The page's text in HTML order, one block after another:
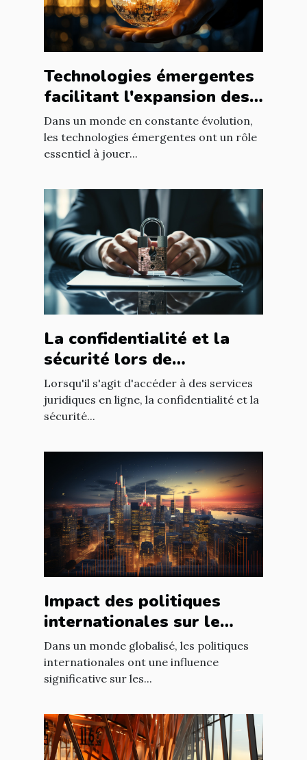
Technologies émergentes
facilitant l'expansion des
entreprises
Dans un monde en constante évolution,
les technologies émergentes ont un rôle
essentiel à jouer...
La confidentialité et la
sécurité lors de
l'utilisation d'un avocat en
ligne
Lorsqu'il s'agit d'accéder à des services
juridiques en ligne, la confidentialité et la
sécurité...
Impact des politiques
internationales sur le
marché immobilier
français
Dans un monde globalisé, les politiques
internationales ont une influence
significative sur les...